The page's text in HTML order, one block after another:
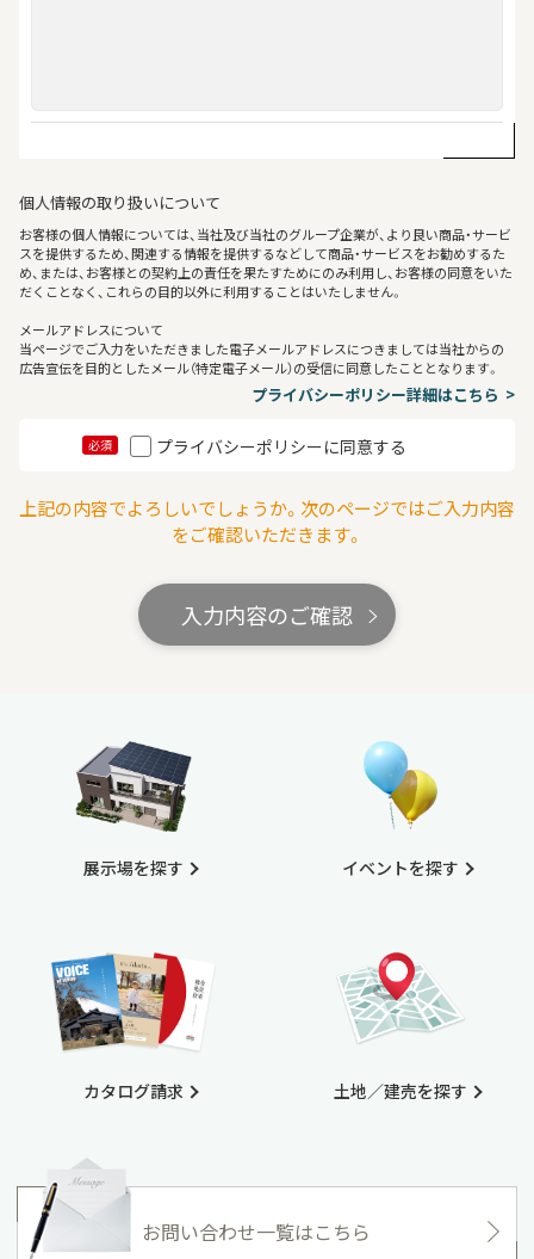
個人情報の取り扱いについて
お客様の個人情報については、当社及び当社のグループ企業が、より良い商品・サービ
スを提供するため、関連する情報を提供するなどして商品・サービスをお勧めするた
め、または、お客様との契約上の責任を果たすためにのみ利用し、お客様の同意をいた
だくことなく、これらの目的以外に利用することはいたしません。
メールアドレスについて
当ページでご入力をいただきました電子メールアドレスにつきましては当社からの
広告宣伝を目的としたメール（特定電子メール）の受信に同意したこととなります。
プライバシーポリシー詳細はこちら
必須 プライバシーポリシーに同意する
上記の内容でよろしいでしょうか。次のページではご入力内容
をご確認いただきます。
入力内容のご確認
展示場を探す
カタログ請求
イベントを探す
土地／建売を探す
お問い合わせ一覧はこちら